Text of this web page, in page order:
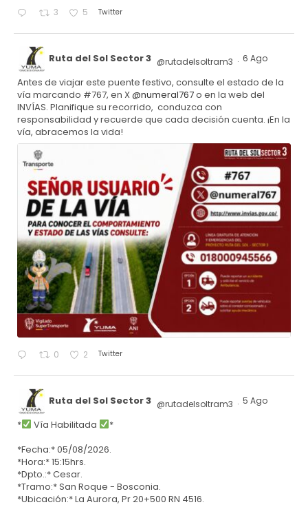
3 5 Twitter
Ruta del Sol Sector 3 @rutadelsoltram3 · 6 Ago
Antes de viajar este puente festivo, consulte el estado de la
vía marcando #767, en X@numeral767o en la web del
INVÍAS. Planifique su recorrido, conduzca con
responsabilidad y recuerde que cada decisión cuenta. ¡En la
vía, abracemos la vida!
0 2 Twitter
Ruta del Sol Sector 3 @rutadelsoltram3 · 5 Ago
* Vía Habilitada
*
*Fecha:* 05/08/2026.
*Hora:* 15:15hrs.
*Dpto.:* Cesar.
*Tramo:* San Roque - Bosconia.
*Ubicación:* La Aurora, Pr 20+500 RN 4516.